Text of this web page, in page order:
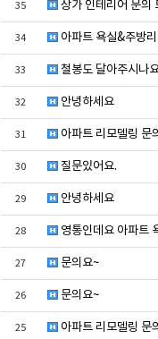
35 상가 인테리어 문의
34 아파트 욕실&주방
33 철봉도 달아주시나
32 안녕하세요
31 아파트 리모델링 문
30 질문있어요.
29 안녕하세요
28 영통인데요 아파트
27 문의요~
26 문의요~
25 아파트 리모델링 문